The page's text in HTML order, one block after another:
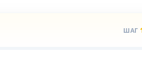
ШАГ